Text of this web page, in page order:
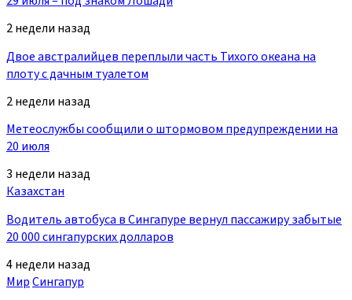
2 недели назад
Двое австралийцев переплыли часть Тихого океана на
плоту с дачным туалетом
2 недели назад
Метеослужбы сообщили о штормовом предупреждении на
20 июля
3 недели назад
Казахстан
Водитель автобуса в Сингапуре вернул пассажиру забытые
20 000 сингапурских долларов
4 недели назад
МирСингапур